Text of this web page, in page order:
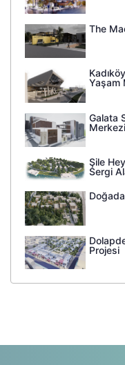
The
Yaşam
Galata
Merkezi
Şile
Sergi
Projesi